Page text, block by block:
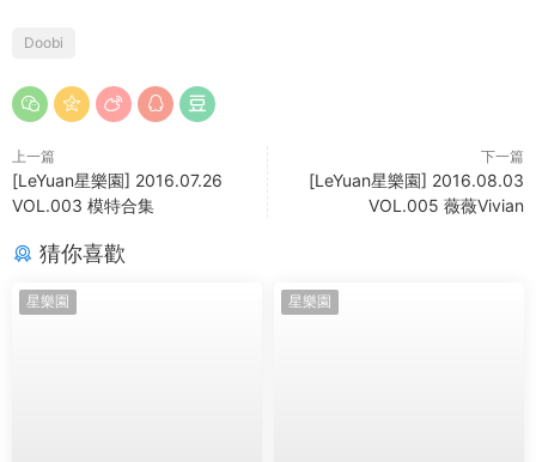
Doobi
上一篇
[LeYuan星樂園] 2016.07.26
VOL.003 模特合集
下一篇
[LeYuan星樂園] 2016.08.03
VOL.005 薇薇Vivian
猜你喜歡
星樂園 星樂園